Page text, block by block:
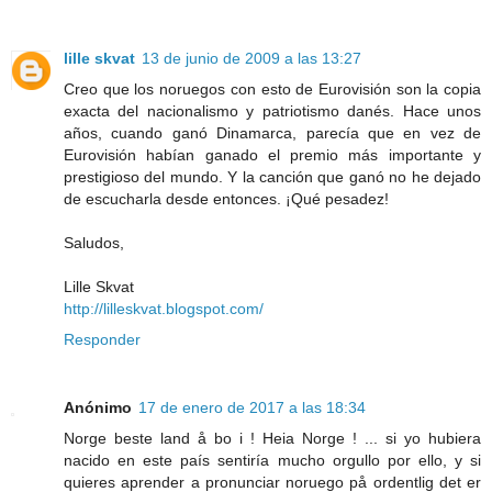
lille skvat 13 de junio de 2009 a las 13:27
Creo que los noruegos con esto de Eurovisión son la copia
exacta del nacionalismo y patriotismo danés. Hace unos
años, cuando ganó Dinamarca, parecía que en vez de
Eurovisión habían ganado el premio más importante y
prestigioso del mundo. Y la canción que ganó no he dejado
de escucharla desde entonces. ¡Qué pesadez!
Saludos,
Lille Skvat
http://lilleskvat.blogspot.com/
Responder
Anónimo 17 de enero de 2017 a las 18:34
Norge beste land å bo i ! Heia Norge ! ... si yo hubiera
nacido en este país sentiría mucho orgullo por ello, y si
quieres aprender a pronunciar noruego på ordentlig det er